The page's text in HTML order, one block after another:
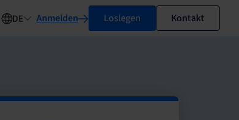
DE Anmelden Loslegen Kontakt